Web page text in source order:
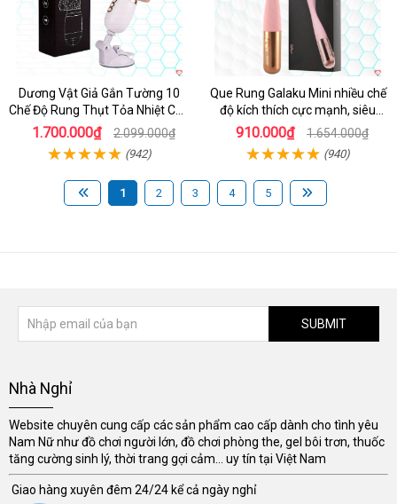
Dương Vật Giả Gắn Tường 10
Chế Độ Rung Thụt Tỏa Nhiệt Cao
Cấp
1.700.000₫ 2.099.000₫
(942)
Que Rung Galaku Mini nhiều chế
độ kích thích cực mạnh, siêu
sướng
910.000₫ 1.654.000₫
(940)
1 2 3 4 5
SUBMIT
Nhà Nghỉ
Website chuyên cung cấp các sản phẩm cao cấp dành cho tình yêu
Nam Nữ như đồ chơi người lớn, đồ chơi phòng the, gel bôi trơn, thuốc
tăng cường sinh lý, thời trang gợi cảm... uy tín tại Việt Nam
Giao hàng xuyên đêm 24/24 kể cả ngày nghỉ